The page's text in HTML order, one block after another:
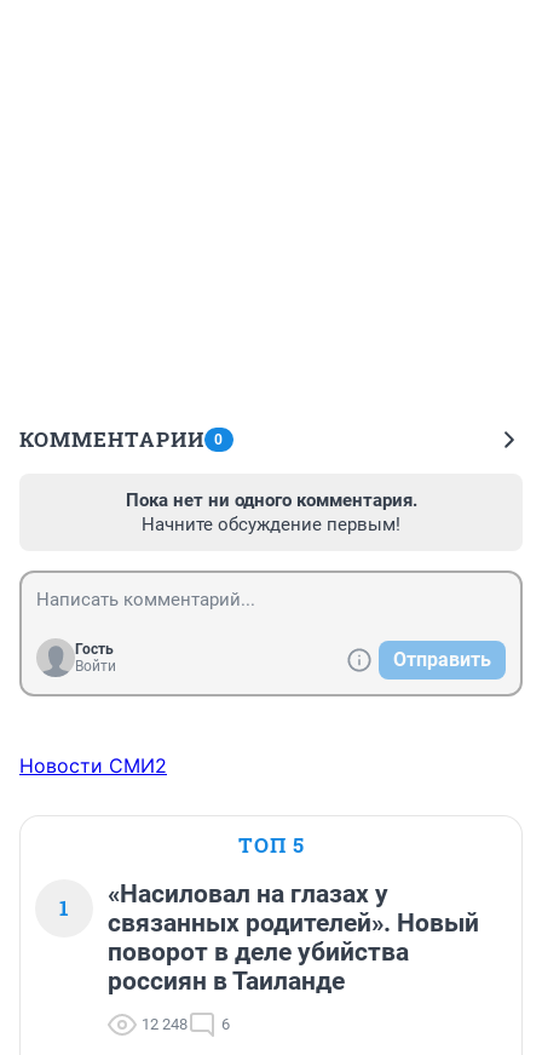
КОММЕНТАРИИ 0
Пока нет ни одного комментария.
Начните обсуждение первым!
Гость
Войти
Отправить
Новости СМИ2
ТОП 5
1
«Насиловал на глазах у
связанных родителей». Новый
поворот в деле убийства
россиян в Таиланде
12 248 6